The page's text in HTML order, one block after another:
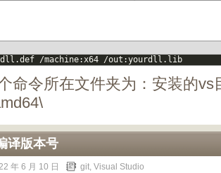
.def /machine:x64 /out :yourdll . lib
命令所在文件夹为：安装的vs
译版本号
年 6 月 10 日 git, Visual Studio